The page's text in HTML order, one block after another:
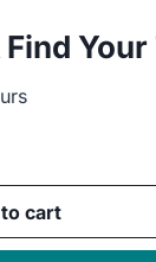
cart